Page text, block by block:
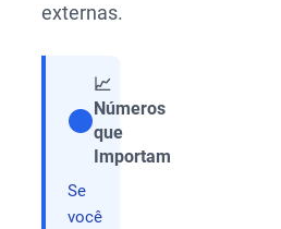
externas.
📈
Números
que
Importam
Se
você